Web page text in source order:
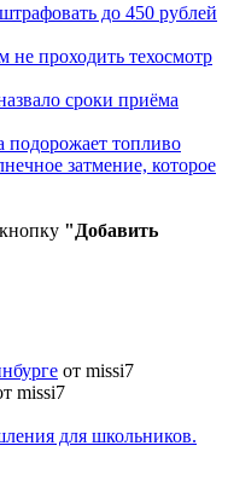
до 450 рублей
проходить техосмотр
сроки приёма
подорожает топливо
затмение, которое
"Добавить
от missi7
missi7
для школьников.